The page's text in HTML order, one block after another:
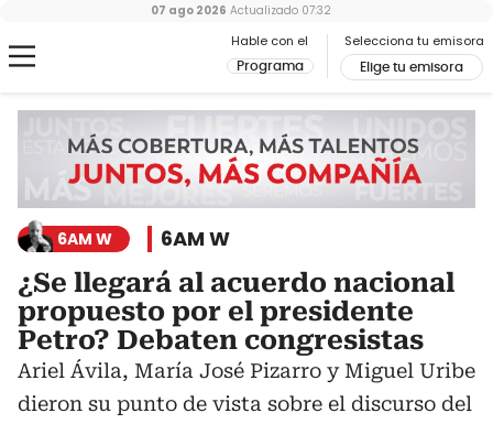
Hable con el
Programa
Selecciona tu emisora
Elige tu emisora
07 ago 2026 Actualizado 07:32
6AM W 6AM W
¿Se llegará al acuerdo nacional
propuesto por el presidente
Petro? Debaten congresistas
Ariel Ávila, María José Pizarro y Miguel Uribe
dieron su punto de vista sobre el discurso del